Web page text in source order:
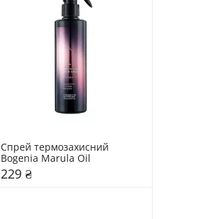
Спрей термозахисний
Bogenia Marula Oil
229 ₴